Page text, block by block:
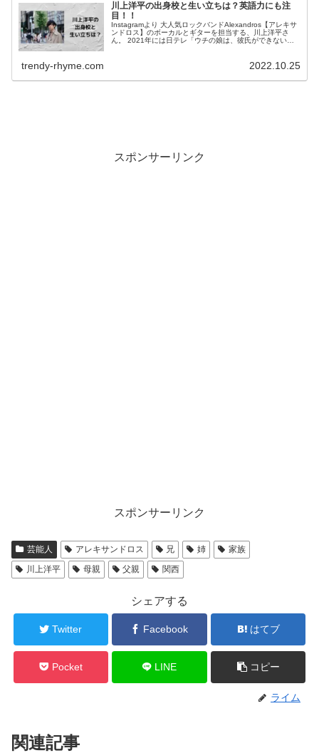
川上洋平の出身校と生い立ちは？英語力にも注
目！！
Instagramより 大人気ロックバンドAlexandros【アレキサ
ンドロス】のボーカルとギターを担当する、川上洋平さ
ん。 2021年には日テレ「ウチの娘は、彼氏ができない」
trendy-rhyme.com 2022.10.25
スポンサーリンク
スポンサーリンク
芸能人 アレキサンドロス 兄 姉
家族
川上洋平
母親 父親 関西
シェアする
Twitter Facebook はてブ
Pocket LINE コピー
ライム
関連記事